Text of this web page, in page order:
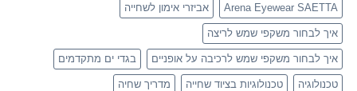
Arena Eyewear SAETTA אביזרי אימון לשחייה
איך לבחור משקפי שמש לריצה
איך לבחור משקפי שמש לרכיבה על אופניים בגדי ים מתקדמים
טכנולוגיה טכנולוגיות בציוד שחייה מדריך שחיה